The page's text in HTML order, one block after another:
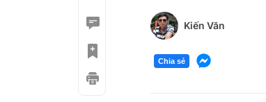
Kiến Văn
Chia sẻ